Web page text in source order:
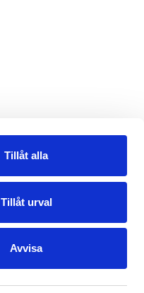
Tillåt alla
Tillåt urval
Avvisa